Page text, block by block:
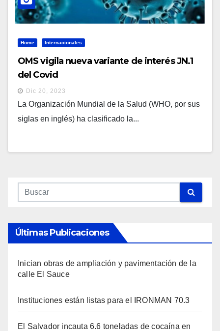
Home Internacionales
OMS vigila nueva variante de interés JN.1
del Covid
Dic 20, 2023
La Organización Mundial de la Salud (WHO, por sus
siglas en inglés) ha clasificado la...
Últimas Publicaciones
Inician obras de ampliación y pavimentación de la
calle El Sauce
Instituciones están listas para el IRONMAN 70.3
El Salvador incauta 6.6 toneladas de cocaína en